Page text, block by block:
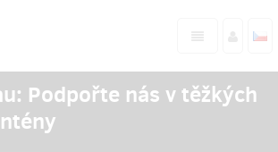
Podpořte nás v těžkých